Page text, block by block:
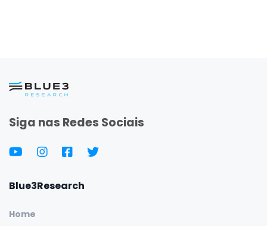
Siga nas Redes Sociais
Blue3Research
Home